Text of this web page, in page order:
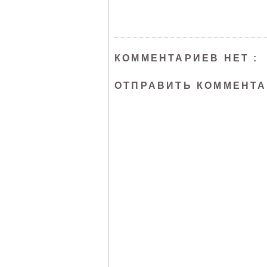
КОММЕНТАРИЕВ НЕТ :
ОТПРАВИТЬ